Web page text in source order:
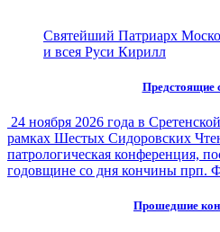
Святейший Патриарх
и всея Руси Кирилл
Предстоящие
24 ноября 2026 года в
рамках Шестых Сидоровских
патрологическая конференция,
годовщине со дня кончины прп.
Прошедшие